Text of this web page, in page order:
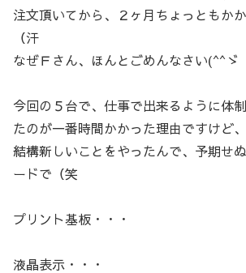
注文頂いてから、２ヶ月ちょっともか
（汗
なぜＦさん、ほんとごめんなさい(^^ゞ
今回の５台で、仕事で出来るように体
たのが一番時間かかった理由ですけど、
結構新しいことをやったんで、予期せ
ードで（笑
プリント基板・・・
液晶表示・・・